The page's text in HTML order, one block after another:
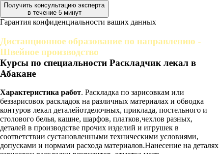
Получить консультацию эксперта
в течение 5 минут
Гарантия конфиденциальности ваших данных
Дистанционное образование по направлению -
Швейное производство
Курсы по специальности Раскладчик лекал в
Абакане
Характеристика работ. Раскладка по зарисовкам или
беззарисовок раскладок на различных материалах и обводка
контуров лекал деталейотделочных, приклада, постельного и
столового белья, кашне, шарфов, платков,чехлов разных,
деталей в производстве прочих изделий и игрушек в
соответствии сустановленными техническими условиями,
допусками и нормами расхода материалов.Нанесение на деталях